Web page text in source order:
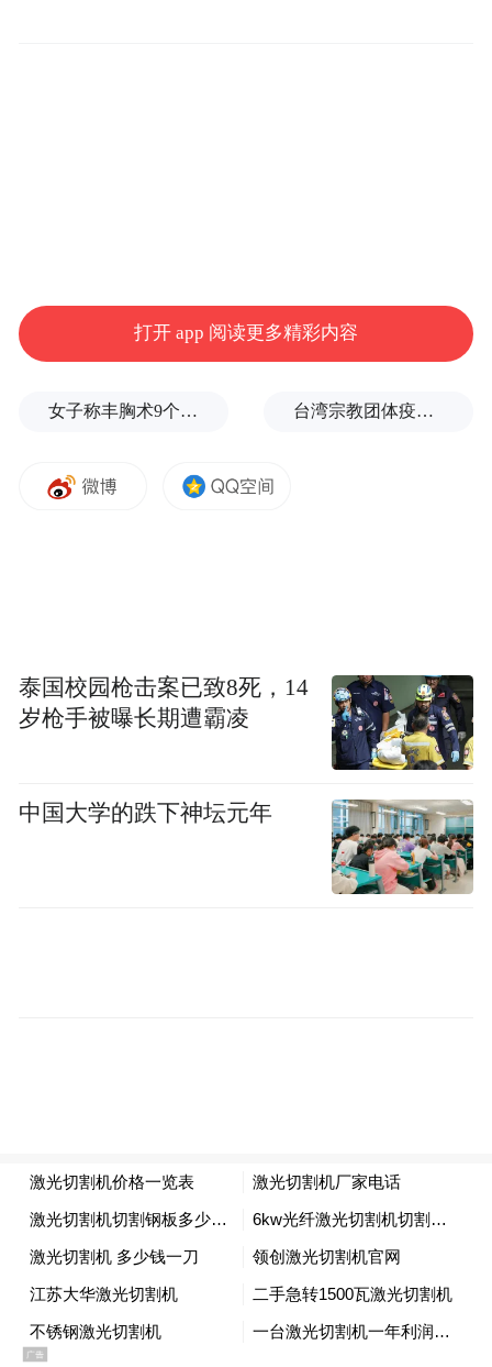
云南曲靖陆良县铬渣污染案：全国首例民间
环保NGO公益诉讼
色志愿者联合会携手，连同盈科律师事务所
曾祥斌等公益律师团队，前往污染现场进行
2011年10月19日，这两家环保NGO将当地两
家污染企业，云南陆良化工实业有限公司和
云南陆良和平科技有限公司，告上法庭并索
业的名字。
打开 app 阅读更多精彩内容
女子称丰胸术9个月后确诊乳腺癌，医美机构：手术不可能引发癌症，建议走司法途径 台湾宗教团体疫情期间求购新冠疫苗被骗10亿，蒋万安：民进党的错
泰国校园枪击案已致8死，14
岁枪手被曝长期遭霸凌
中国大学的跌下神坛元年